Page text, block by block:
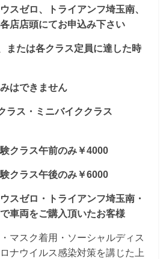
スゼロ、トライアンフ埼玉南、
店店頭にてお申込み下さい
または各クラス定員に達した時
はできません
ラス・ミニバイククラス
ス午前のみ￥4000
ス午後のみ￥6000
スゼロ・トライアンフ埼玉南・
車両をご購入頂いたお客様
マスク着用・ソーシャルディス
ナウイルス感染対策を講じた上